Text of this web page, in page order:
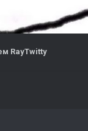
RayTwitty